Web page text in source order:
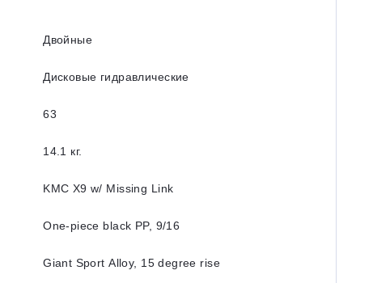
Двойные
Дисковые гидравлические
63
14.1 кг.
KMC X9 w/ Missing Link
One-piece black PP, 9/16
Giant Sport Alloy, 15 degree rise